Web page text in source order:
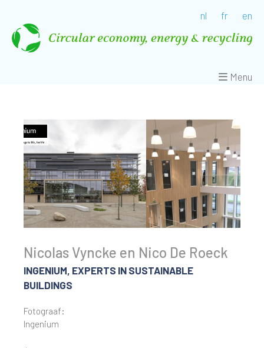
nl fr en
Menu
Nicolas Vyncke en Nico De Roeck
INGENIUM, EXPERTS IN SUSTAINABLE
BUILDINGS
Fotograaf:
Ingenium